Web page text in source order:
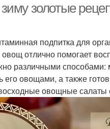
зиму золотые
подпитка для
отлично помогает
различными способами:
овощами, а также
овощные салаты